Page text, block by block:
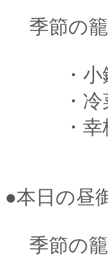
季節の籠
・小鉢
・冷菜
・幸梅
●本日の昼
季節の籠